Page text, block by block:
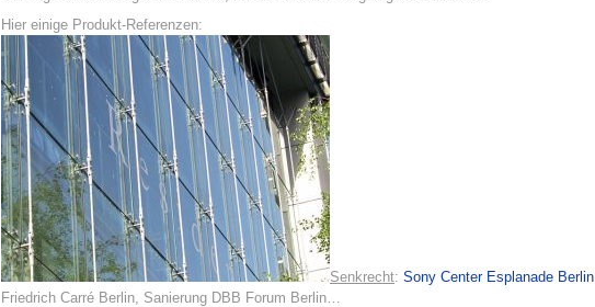
Hier einige Produkt-Referenzen:
Senkrecht: Sony Center Esplanade Berlin
Friedrich Carré Berlin, Sanierung DBB Forum Berlin…